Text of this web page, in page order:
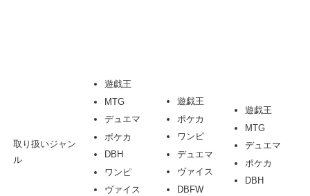
取り扱いジャン
ル
遊戯王
MTG
デュエマ
ポケカ
DBH
ワンピ
ヴァイス
遊戯王
ポケカ
ワンピ
デュエマ
ヴァイス
DBFW
遊戯王
MTG
デュエマ
ポケカ
DBH